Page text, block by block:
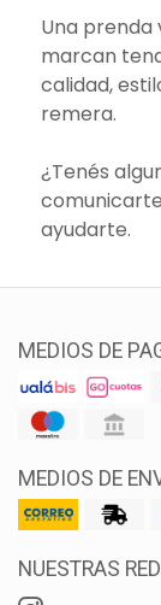
Una prenda
marcan
calidad,
remera.
¿Tenés
ayudarte.
MEDIOS DE
MEDIOS DE
NUESTRAS